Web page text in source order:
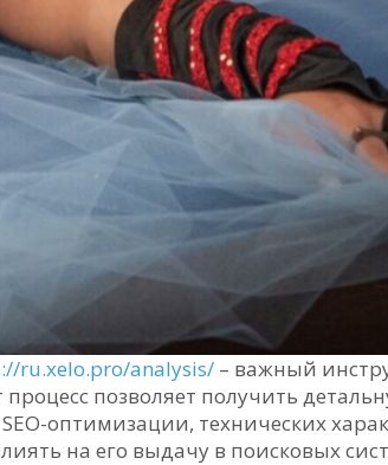
ru.xelo.pro/analysis/ – важный
позволяет получить
оптимизации, технических
на его выдачу в поисковых